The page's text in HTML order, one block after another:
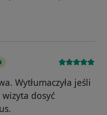
Wytłumaczyła jeśli
dosyć